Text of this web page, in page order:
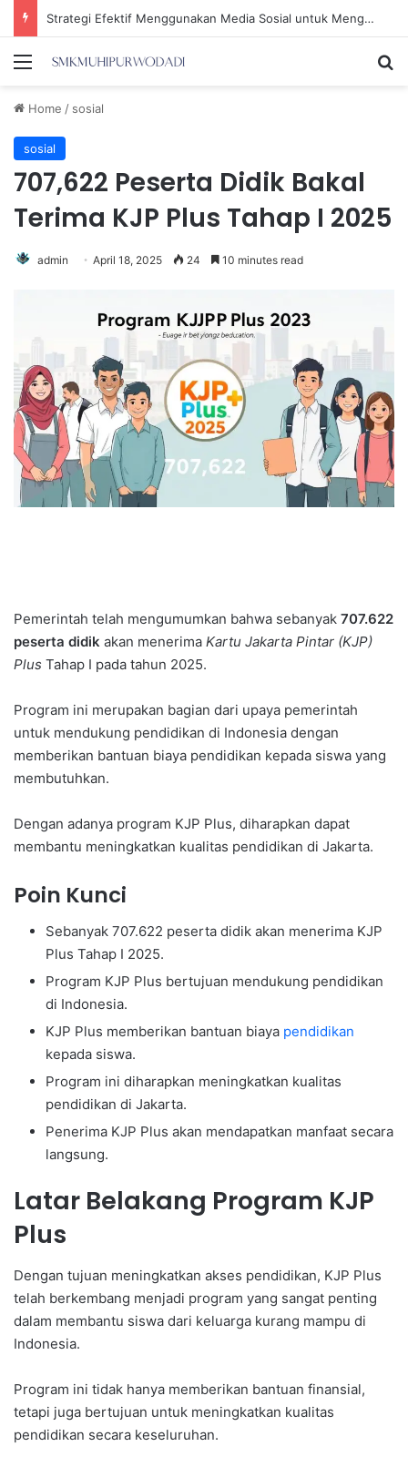
Strategi Efektif Menggunakan Media Sosial untuk Menghemat Waktu Berharga Anda
Menu
Home / sosial
sosial
707,622 Peserta Didik Bakal
Terima KJP Plus Tahap I 2025
admin April 18, 2025 24 10 minutes read
Pemerintah telah mengumumkan bahwa sebanyak 707.622
peserta didik akan menerima Kartu Jakarta Pintar (KJP)
Plus Tahap I pada tahun 2025.
Program ini merupakan bagian dari upaya pemerintah
untuk mendukung pendidikan di Indonesia dengan
memberikan bantuan biaya pendidikan kepada siswa yang
membutuhkan.
Dengan adanya program KJP Plus, diharapkan dapat
membantu meningkatkan kualitas pendidikan di Jakarta.
Poin Kunci
Sebanyak 707.622 peserta didik akan menerima KJP
Plus Tahap I 2025.
Program KJP Plus bertujuan mendukung pendidikan
di Indonesia.
KJP Plus memberikan bantuan biaya pendidikan
kepada siswa.
Program ini diharapkan meningkatkan kualitas
pendidikan di Jakarta.
Penerima KJP Plus akan mendapatkan manfaat secara
langsung.
Latar Belakang Program KJP
Plus
Dengan tujuan meningkatkan akses pendidikan, KJP Plus
telah berkembang menjadi program yang sangat penting
dalam membantu siswa dari keluarga kurang mampu di
Indonesia.
Program ini tidak hanya memberikan bantuan finansial,
tetapi juga bertujuan untuk meningkatkan kualitas
pendidikan secara keseluruhan.